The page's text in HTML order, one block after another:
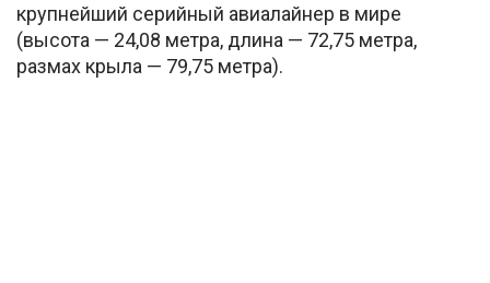
крупнейший серийный авиалайнер в мире
(высота — 24,08 метра, длина — 72,75 метра,
размах крыла — 79,75 метра).